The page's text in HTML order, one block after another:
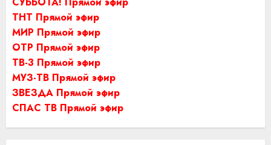
ТНТ Прямой эфир
МИР Прямой эфир
ОТР Прямой эфир
ТВ-3 Прямой эфир
МУЗ-ТВ Прямой эфир
ЗВЕЗДА Прямой эфир
СПАС ТВ Прямой эфир